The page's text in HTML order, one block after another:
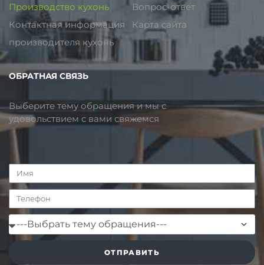
Производство кухонь
Контактная информация
производителя кухонь
Вопрос-ответ
Карта сайта
ОБРАТНАЯ СВЯЗЬ
Выберите тему обращения и мы с
удовольствием с вами свяжемся
ОТПРАВИТЬ